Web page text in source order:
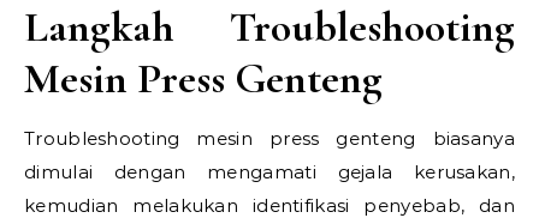
Langkah Troubleshooting
Mesin Press Genteng
Troubleshooting mesin press genteng biasanya
dimulai dengan mengamati gejala kerusakan,
kemudian melakukan identifikasi penyebab, dan